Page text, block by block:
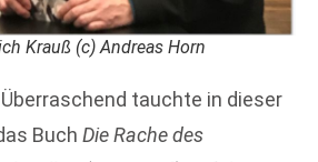
Krauß (c) Andreas Horn
Überraschend tauchte in dieser
Buch Die Rache des